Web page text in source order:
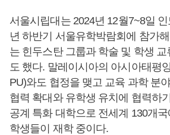
서울시립대는 2024년 12월7~8일
년 하반기 서울유학박람회에 참가
는 힌두스탄 그룹과 학술 및 학생 교
도 했다. 말레이시아의 아시아태평
PU)와도 협정을 맺고 교육 과학 분
협력 확대와 유학생 유치에 협력하
공계 특화 대학으로 전세계 130개국
학생들이 재학 중이다.